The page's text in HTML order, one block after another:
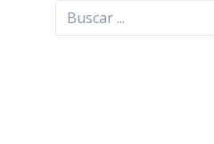
Buscar